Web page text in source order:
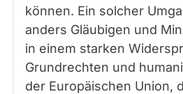
können. Ein solcher
anders Gläubigen und
in einem starken
Grundrechten und
der Europäischen Union,